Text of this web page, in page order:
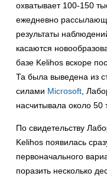
охватывает 100-150
ежедневно
результаты
касаются
базе Kelihos вскоре
Та была выведена из
силами Microsoft ,
насчитывала около 50
По свидетельству
Kelihos появилась
первоначального
поразить несколько